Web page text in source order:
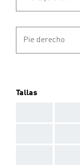
Pie derecho
Tallas